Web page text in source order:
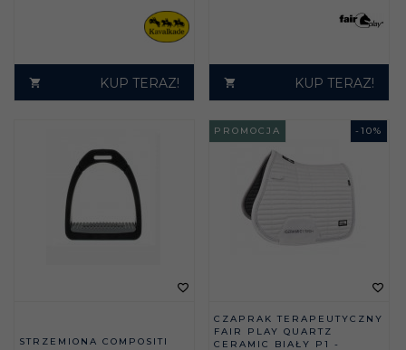
KUP TERAZ! KUP TERAZ!
STRZEMIONA COMPOSITI
- 10%
PROMOCJA
CZAPRAK TERAPEUTYCZNY
FAIR PLAY QUARTZ
CERAMIC BIAŁY P1 -